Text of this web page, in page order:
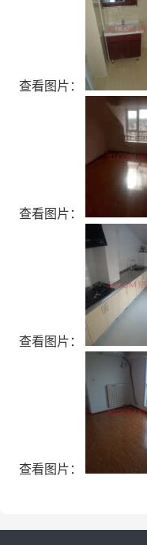
查看图片：
查看图片：
查看图片：
查看图片：